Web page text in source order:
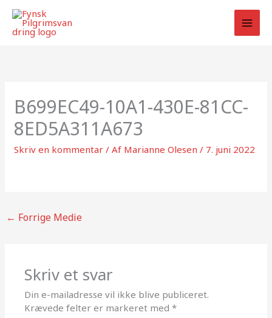
indholdet
B699EC49-10A1-430E-81CC-
8ED5A311A673
Skriv en kommentar / Af Marianne Olesen/ 7. juni 2022
← Forrige Medie
Skriv et svar
Din e-mailadresse vil ikke blive publiceret.
Krævede felter er markeret med*